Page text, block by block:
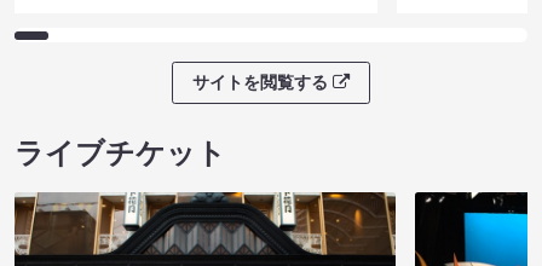
サイトを閲覧する
ライブチケット